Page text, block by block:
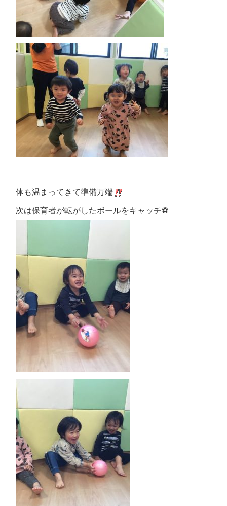
体も温まってきて準備万端
次は保育者が転がしたボールをキャッチ⚽️